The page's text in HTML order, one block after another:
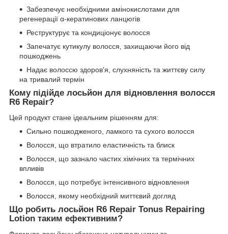
Забезпечує необхідними амінокислотами для
регенерації α-кератинових ланцюгів
Реструктурує та кондиціонує волосся
Запечатує кутикулу волосся, захищаючи його від
пошкоджень
Надає волоссю здоров'я, слухняність та життєву силу
на тривалий термін
Кому підійде лосьйон для відновлення волосся
R6 Repair?
Цей продукт стане ідеальним рішенням для:
Сильно пошкодженого, ламкого та сухого волосся
Волосся, що втратило еластичність та блиск
Волосся, що зазнало частих хімічних та термічних
впливів
Волосся, що потребує інтенсивного відновлення
Волосся, якому необхідний миттєвий догляд
Що робить лосьйон R6 Repair Tonus Repairing
Lotion таким ефективним?